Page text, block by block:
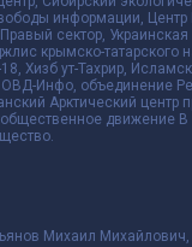
информации,
сектор,
крымско-татарского
Хизб ут-Тахрир,
Инфо, объединение
Арктический центр
движение В
Михаил